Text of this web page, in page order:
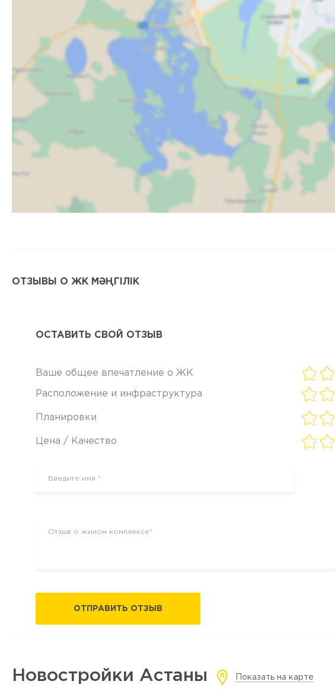
Карта Спутник
ОТЗЫВЫ О ЖК МӘҢГІЛІК
ОСТАВИТЬ СВОЙ ОТЗЫВ
Ваше общее впечатление о ЖК
Расположение и инфраструктура
Планировки
Цена / Качество
ОТПРАВИТЬ ОТЗЫВ
Новостройки Астаны Показать на карте